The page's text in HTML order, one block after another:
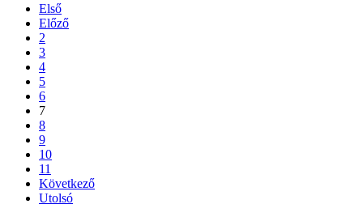
Első
Előző
2
3
4
5
6
7
8
9
10
11
Következő
Utolsó